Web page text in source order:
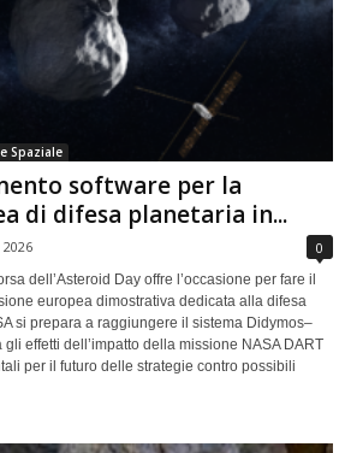
Spaziale
software per la
di difesa planetaria in...
0
dell’Asteroid Day offre l’occasione per fare il
europea dimostrativa dedicata alla difesa
si prepara a raggiungere il sistema Didymos–
effetti dell’impatto della missione NASA DART
per il futuro delle strategie contro possibili